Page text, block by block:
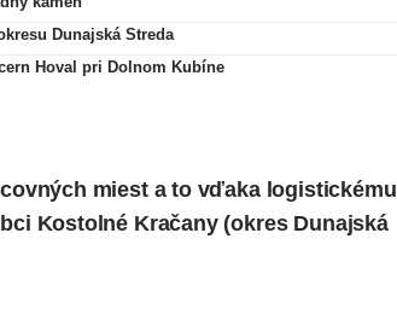
Dunajská Streda
Hoval pri Dolnom Kubíne
miest a to vďaka logistickému
Kostolné Kračany (okres Dunajská